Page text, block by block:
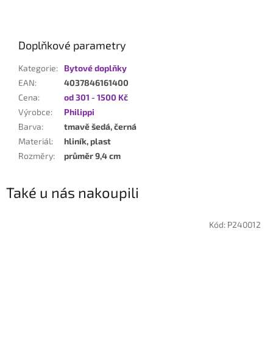
Doplňkové parametry
Kategorie:
Bytové doplňky
EAN:
4037846161400
Cena:
od 301 - 1500 Kč
Výrobce:
Philippi
Barva:
tmavě šedá, černá
Materiál:
hliník, plast
Rozměry: průměr 9,4 cm
Také u nás nakoupili
Kód: P240012